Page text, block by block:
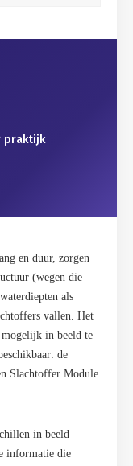
praktijk
en duur, zorgen
(wegen die
als
vallen. Het
in beeld te
de
Slachtoffer Module
in beeld
informatie die